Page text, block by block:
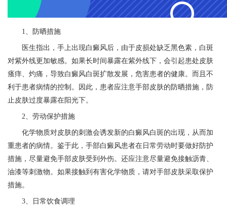
1、防晒措施
医生指出，手上出现白癜风后，由于皮损处缺乏黑色素，白斑
对紫外线更加敏感。如果长时间暴露在紫外线下，会引起患处皮肤
瘙痒、灼痛，导致白癜风白斑扩散发展，危害患者的健康。而且不
利于患者病情的控制。因此，患者应注意手部皮肤的防晒措施，防
止皮肤过度暴露在阳光下。
2、劳动保护措施
化学物质对皮肤的刺激会诱发新的白癜风白斑的出现，从而加
重患者的病情。鉴于此，手部白癜风患者在日常劳动时要做好防护
措施，尽量避免手部皮肤受到外伤。还应注意尽量避免接触沥青、
油漆等刺激物。如果接触到有害化学物质，请对手部皮肤采取保护
措施。
3、日常饮食调理